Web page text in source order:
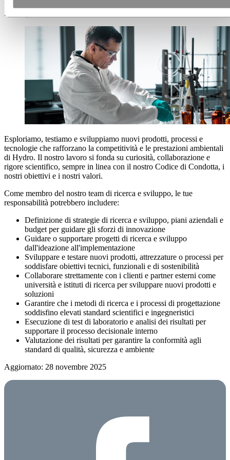
trasformando le conoscenze scientifiche in soluzioni pratiche per un
futuro più sostenibile.
Esploriamo, testiamo e sviluppiamo nuovi prodotti, processi e
tecnologie che rafforzano la competitività e le prestazioni ambientali
di Hydro. Il nostro lavoro si fonda su curiosità, collaborazione e
rigore scientifico, sempre in linea con il nostro Codice di Condotta, i
nostri obiettivi e i nostri valori.
Come membro del nostro team di ricerca e sviluppo, le tue
responsabilità potrebbero includere:
Definizione di strategie di ricerca e sviluppo, piani aziendali e
budget per guidare gli sforzi di innovazione
Guidare o supportare progetti di ricerca e sviluppo
dall'ideazione all'implementazione
Sviluppare e testare nuovi prodotti, attrezzature o processi per
soddisfare obiettivi tecnici, funzionali e di sostenibilità
Collaborare strettamente con i clienti e partner esterni come
università e istituti di ricerca per sviluppare nuovi prodotti e
soluzioni
Garantire che i metodi di ricerca e i processi di progettazione
soddisfino elevati standard scientifici e ingegneristici
Esecuzione di test di laboratorio e analisi dei risultati per
supportare il processo decisionale interno
Valutazione dei risultati per garantire la conformità agli
standard di qualità, sicurezza e ambiente
Aggiornato: 28 novembre 2025